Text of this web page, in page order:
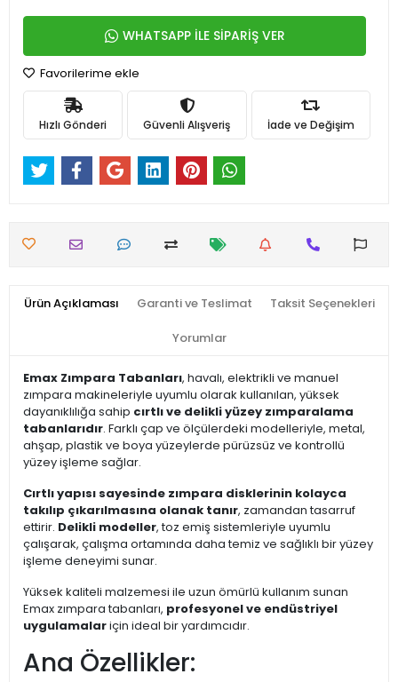
WHATSAPP İLE SİPARİŞ VER
Favorilerime ekle
Hızlı Gönderi Güvenli Alışveriş İade ve Değişim
Ürün Açıklaması Garanti ve Teslimat Taksit Seçenekleri
Yorumlar
Emax Zımpara Tabanları, havalı, elektrikli ve manuel
zımpara makineleriyle uyumlu olarak kullanılan, yüksek
dayanıklılığa sahip cırtlı ve delikli yüzey zımparalama
tabanlarıdır. Farklı çap ve ölçülerdeki modelleriyle, metal,
ahşap, plastik ve boya yüzeylerde pürüzsüz ve kontrollü
yüzey işleme sağlar.
Cırtlı yapısı sayesinde zımpara disklerinin kolayca
takılıp çıkarılmasına olanak tanır, zamandan tasarruf
ettirir. Delikli modeller, toz emiş sistemleriyle uyumlu
çalışarak, çalışma ortamında daha temiz ve sağlıklı bir yüzey
işleme deneyimi sunar.
Yüksek kaliteli malzemesi ile uzun ömürlü kullanım sunan
Emax zımpara tabanları, profesyonel ve endüstriyel
uygulamalariçin ideal bir yardımcıdır.
Ana Özellikler: